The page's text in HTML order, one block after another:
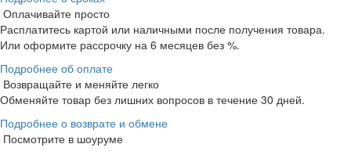
Оплачивайте просто
Расплатитесь картой или наличными после получения товара.
Или оформите рассрочку на 6 месяцев без %.
Подробнее об оплате
Возвращайте и меняйте легко
Обменяйте товар без лишних вопросов в течение 30 дней.
Подробнее о возврате и обмене
Посмотрите в шоуруме